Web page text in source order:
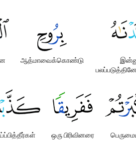
ஆத்மாவைக்கொண்டு
ஒரு பிரிவினரை